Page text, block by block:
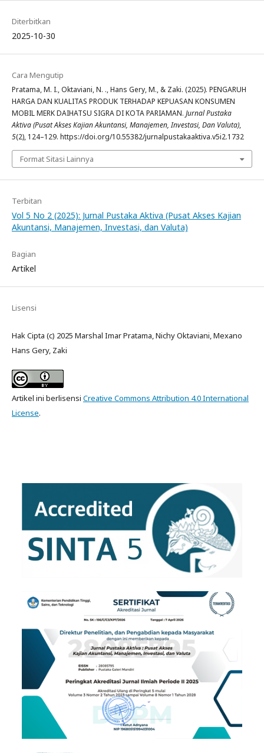
Diterbitkan
2025-10-30
Cara Mengutip
Pratama, M. I., Oktaviani, N. ., Hans Gery, M., & Zaki. (2025). PENGARUH
HARGA DAN KUALITAS PRODUK TERHADAP KEPUASAN KONSUMEN
MOBIL MERK DAIHATSU SIGRA DI KOTA PARIAMAN. Jurnal Pustaka
Aktiva (Pusat Akses Kajian Akuntansi, Manajemen, Investasi, Dan Valuta),
5(2), 124–129. https://doi.org/10.55382/jurnalpustakaaktiva.v5i2.1732
Format Sitasi Lainnya
Terbitan
Vol 5 No 2 (2025): Jurnal Pustaka Aktiva (Pusat Akses Kajian
Akuntansi, Manajemen, Investasi, dan Valuta)
Bagian
Artikel
Lisensi
Hak Cipta (c) 2025 Marshal Imar Pratama, Nichy Oktaviani, Mexano
Hans Gery, Zaki
Artikel ini berlisensi Creative Commons Attribution 4.0 International
License.